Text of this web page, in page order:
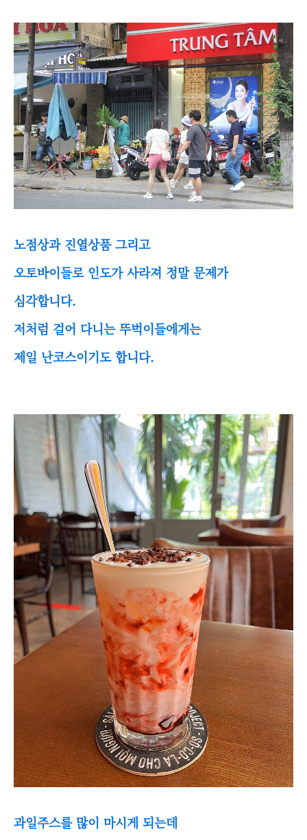
노점상과 진열상품 그리고
오토바이들로 인도가 사라져 정말 문제가
심각합니다.
저처럼 걸어 다니는 뚜벅이들에게는
제일 난코스이기도 합니다.
과일주스를 많이 마시게 되는데